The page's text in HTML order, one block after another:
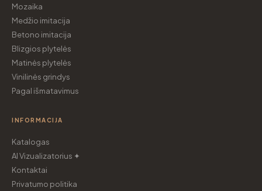
Mozaika
Medžio imitacija
Betono imitacija
Blizgios plytelės
Matinės plytelės
Vinilinės grindys
Pagal išmatavimus
INFORMACIJA
Katalogas
AI Vizualizatorius ✦
Kontaktai
Privatumo politika